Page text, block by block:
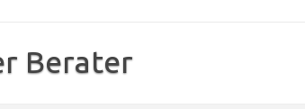
Berater